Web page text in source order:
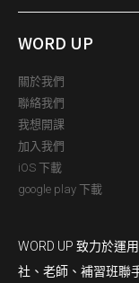
WORD UP
關於我們
聯絡我們
我想開課
加入我們
iOS 下載
google play 下載
WORD UP 致力於運
社、老師、補習班聯